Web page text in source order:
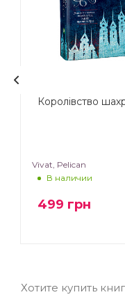
Королівство
Vivat, Pelican
В наличии
499 грн
Хотите купить